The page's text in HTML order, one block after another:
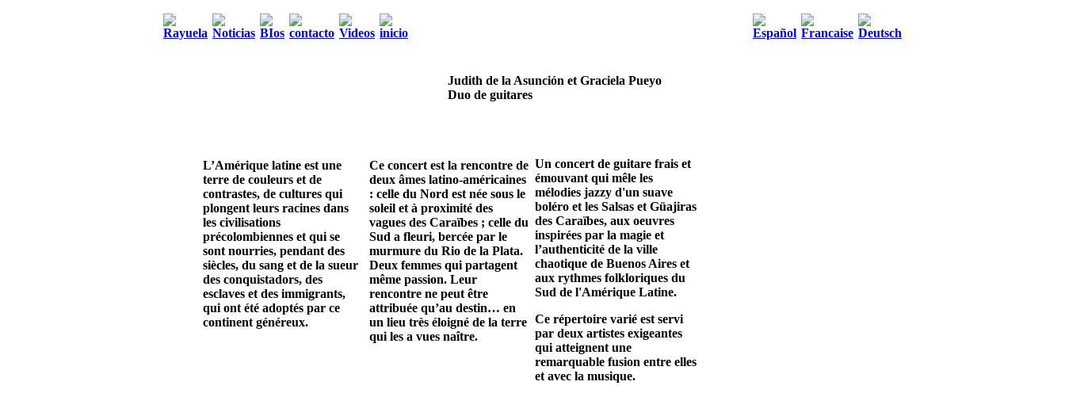
Judith de la Asunción et Graciela Pueyo
Duo de guitares
L’Amérique latine est une
terre de couleurs et de
contrastes, de cultures qui
plongent leurs racines dans
les civilisations
précolombiennes et qui se
sont nourries, pendant des
siècles, du sang et de la sueur
des conquistadors, des
esclaves et des immigrants,
qui ont été adoptés par ce
continent généreux.
Ce concert est la rencontre de
deux âmes latino-américaines
: celle du Nord est née sous le
soleil et à proximité des
vagues des Caraïbes ; celle du
Sud a fleuri, bercée par le
murmure du Rio de la Plata.
Deux femmes qui partagent
même passion. Leur
rencontre ne peut être
attribuée qu’au destin… en
un lieu très éloigné de la terre
qui les a vues naître.
Un concert de guitare frais et
émouvant qui mêle les
mélodies jazzy d'un suave
boléro et les Salsas et Güajiras
des Caraïbes, aux oeuvres
inspirées par la magie et
l’authenticité de la ville
chaotique de Buenos Aires et
aux rythmes folkloriques du
Sud de l'Amérique Latine.
Ce répertoire varié est servi
par deux artistes exigeantes
qui atteignent une
remarquable fusion entre elles
et avec la musique.